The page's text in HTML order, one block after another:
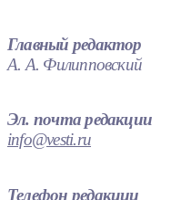
Главный редактор
А. А. Филипповский
Эл. почта редакции
info@vesti.ru
Телефон редакции